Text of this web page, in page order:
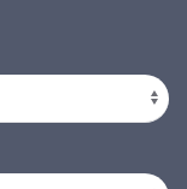
forme de
et intense :
qui reste